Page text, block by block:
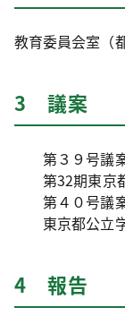
教育委員会室（
3 議案
第３９号議
第32期東京都
第４０号議
東京都公立学
4 報告